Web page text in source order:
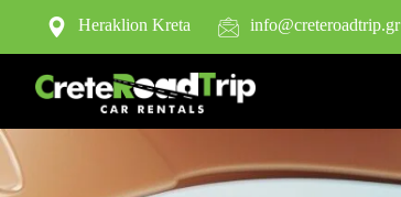
Heraklion Kreta info@creteroadtrip.gr